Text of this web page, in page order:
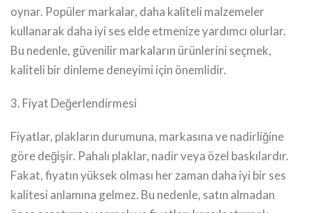
oynar. Popüler markalar, daha kaliteli malzemeler
kullanarak daha iyi ses elde etmenize yardımcı olurlar.
Bu nedenle, güvenilir markaların ürünlerini seçmek,
kaliteli bir dinleme deneyimi için önemlidir.
3. Fiyat Değerlendirmesi
Fiyatlar, plakların durumuna, markasına ve nadirliğine
göre değişir. Pahalı plaklar, nadir veya özel baskılardır.
Fakat, fiyatın yüksek olması her zaman daha iyi bir ses
kalitesi anlamına gelmez. Bu nedenle, satın almadan